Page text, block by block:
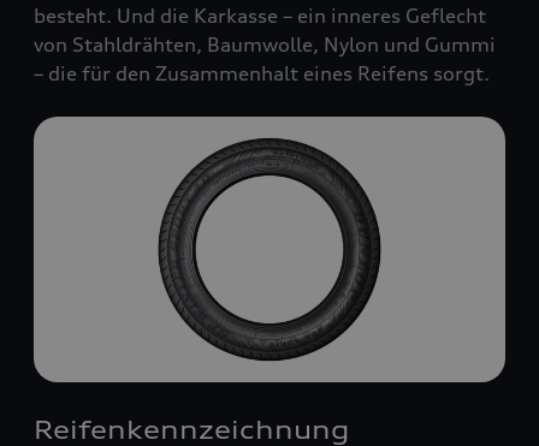
besteht. Und die Karkasse – ein inneres Geflecht
von Stahldrähten, Baumwolle, Nylon und Gummi
– die für den Zusammenhalt eines Reifens sorgt.
Reifenkennzeichnung